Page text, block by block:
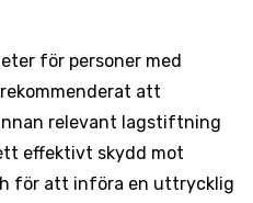
för personer med
att
relevant lagstiftning
effektivt skydd mot
för att införa en uttrycklig